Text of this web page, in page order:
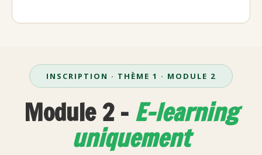
INSCRIPTION · THÈME 1 · MODULE 2
Module 2 - E-learning
uniquement